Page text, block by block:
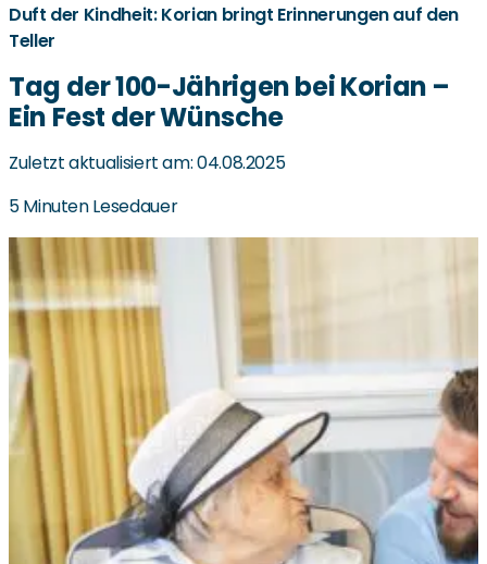
Duft der Kindheit: Korian bringt Erinnerungen auf den
Teller
Tag der 100-Jährigen bei Korian –
Ein Fest der Wünsche
Zuletzt aktualisiert am: 04.08.2025
5 Minuten Lesedauer